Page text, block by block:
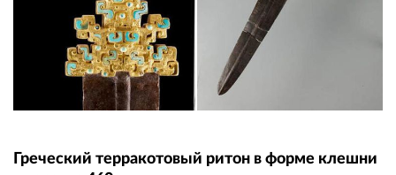
Греческий терракотовый ритон в форме клешни